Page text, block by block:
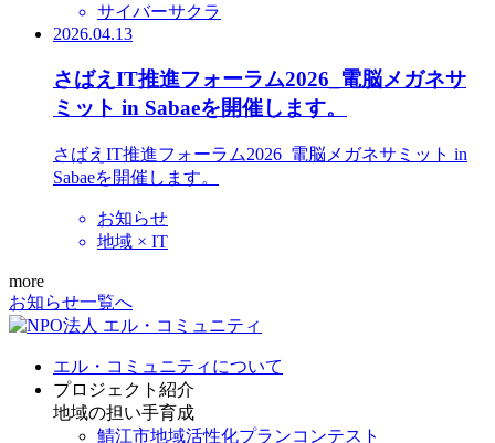
サイバーサクラ
2026.04.13
さばえIT推進フォーラム2026_電脳メガネサ
ミット in Sabaeを開催します。
さばえIT推進フォーラム2026_電脳メガネサミット in
Sabaeを開催します。
お知らせ
地域 × IT
more
お知らせ一覧へ
エル・コミュニティについて
プロジェクト紹介
地域の担い手育成
鯖江市地域活性化プランコンテスト